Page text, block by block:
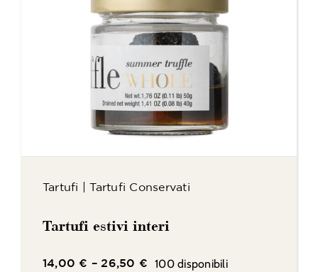
Tartufi |Tartufi Conservati
Tartufi estivi interi
14,00€ –26,50 € 100 disponibili